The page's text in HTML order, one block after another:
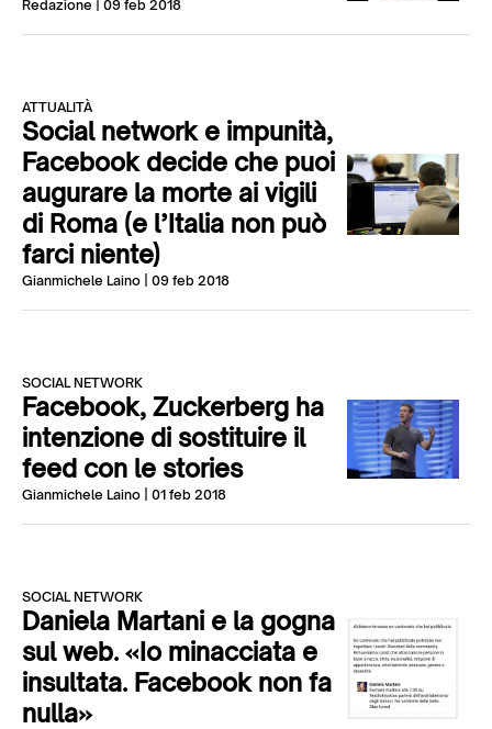
Redazione | 09 feb 2018
ATTUALITÀ
Social network e impunità,
Facebook decide che puoi
augurare la morte ai vigili
di Roma (e l’Italia non può
farci niente)
Gianmichele Laino | 09 feb 2018
SOCIAL NETWORK
Facebook, Zuckerberg ha
intenzione di sostituire il
feed con le stories
Gianmichele Laino | 01 feb 2018
SOCIAL NETWORK
Daniela Martani e la gogna
sul web. «Io minacciata e
insultata. Facebook non fa
nulla»